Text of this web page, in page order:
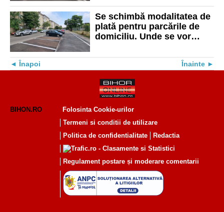
abonamentelor
Se schimbă modalitatea de
plată pentru parcările de
domiciliu. Unde se vor
Înapoi Înainte
BIHON.RO
Folosinta Cookie-urilor
Termeni si conditii de utilizare
Politica de confidentialitate
Redactia
Regulament postare și moderare comentarii